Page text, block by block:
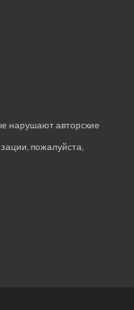
нарушают авторские
пожалуйста,